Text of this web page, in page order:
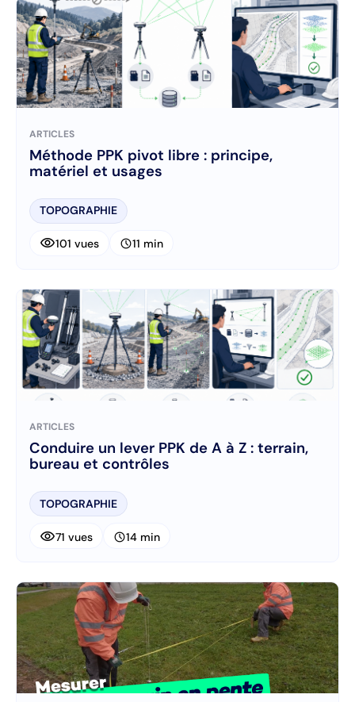
ARTICLES
Méthode PPK pivot libre : principe,
matériel et usages
TOPOGRAPHIE
visibility101 vues schedule11 min
ARTICLES
Conduire un lever PPK de A à Z : terrain,
bureau et contrôles
TOPOGRAPHIE
visibility71 vues schedule14 min